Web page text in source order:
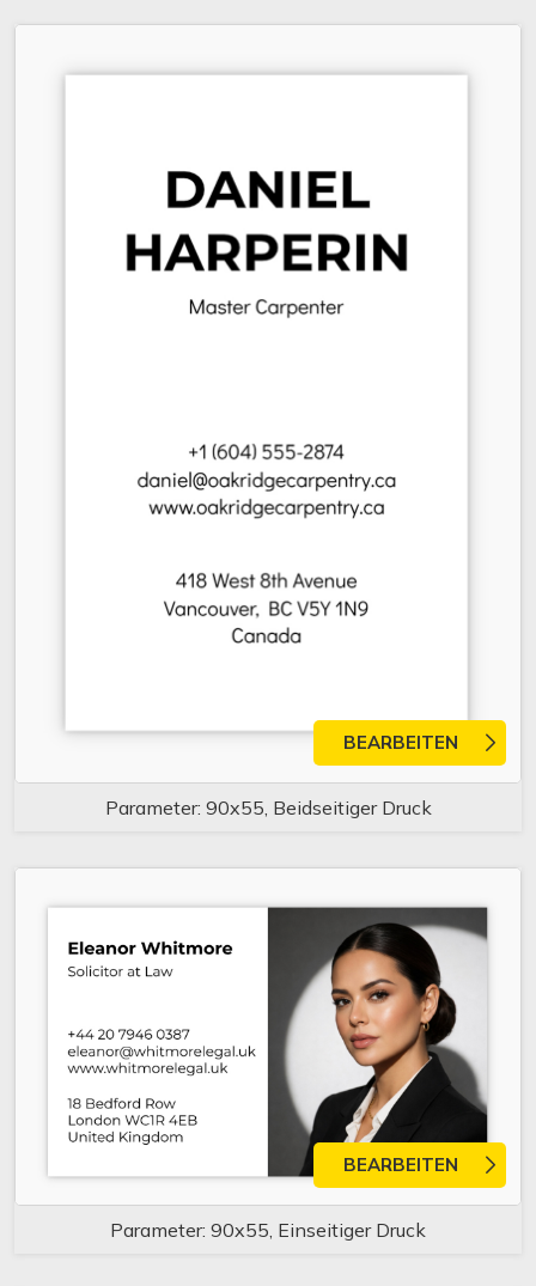
Parameter: 90x55, Beidseitiger Druck
BEARBEITEN
Parameter: 90x55, Einseitiger Druck
BEARBEITEN